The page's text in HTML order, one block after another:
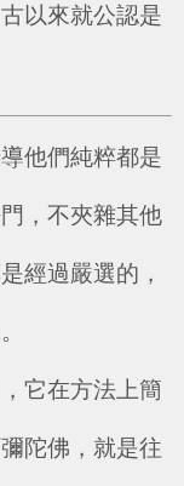
以來就公認是
他們純粹都是
，不夾雜其他
經過嚴選的，
它在方法上簡
陀佛，就是往